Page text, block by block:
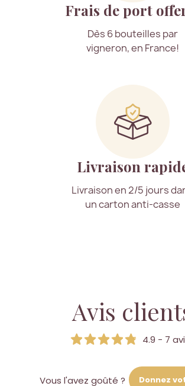
Frais de port
Dès 6 bouteilles par
vigneron, en France!
Livraison
Livraison en 2/5 jours
un carton anti-casse
Avis
4.9 - 7
Vous l'avez goûté ? Donnez